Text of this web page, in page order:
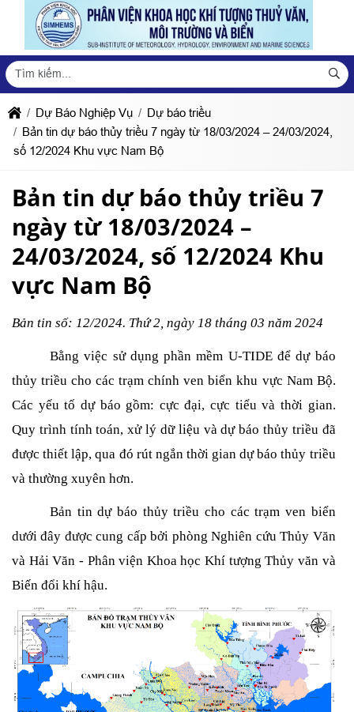
Dự Báo Nghiệp Vụ
Dự báo triều
Bản tin dự báo thủy triều 7 ngày từ 18/03/2024 – 24/03/2024,
số 12/2024 Khu vực Nam Bộ
Bản tin dự báo thủy triều 7
ngày từ 18/03/2024 –
24/03/2024, số 12/2024 Khu
vực Nam Bộ
Bản tin số: 12/2024. Thứ 2, ngày 18 tháng 03 năm 2024
Bằng việc sử dụng phần mềm U-TIDE để dự báo
thủy triều cho các trạm chính ven biển khu vực Nam Bộ.
Các yếu tố dự báo gồm: cực đại, cực tiểu và thời gian.
Quy trình tính toán, xử lý dữ liệu và dự báo thủy triều đã
được thiết lập, qua đó rút ngắn thời gian dự báo thủy triều
và thường xuyên hơn.
Bản tin dự báo thủy triều cho các trạm ven biển
dưới đây được cung cấp bởi phòng Nghiên cứu Thủy Văn
và Hải Văn - Phân viện Khoa học Khí tượng Thủy văn và
Biến đổi khí hậu.